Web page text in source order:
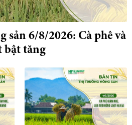
6/8/2026: Cà phê và
bật tăng